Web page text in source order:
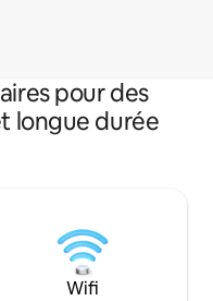
pour des
longue durée
Wifi